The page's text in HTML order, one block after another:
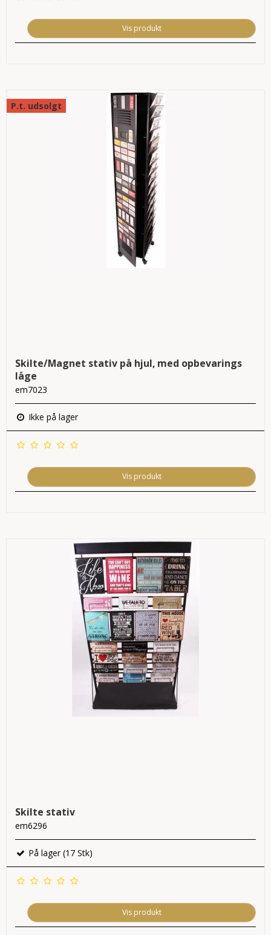
Vis produkt
P.t. udsolgt
Skilte/Magnet stativ på hjul, med opbevarings
låge
em7023
Ikke på lager
Vis produkt
Skilte stativ
em6296
På lager (17 Stk)
Vis produkt